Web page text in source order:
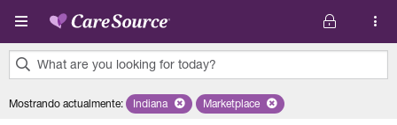
Pasar al contenido principal
What are you looking for today?
results
Mostrando actualmente: Remove selected state 'Indiana'
Indiana Remove selected plan
Marketplace